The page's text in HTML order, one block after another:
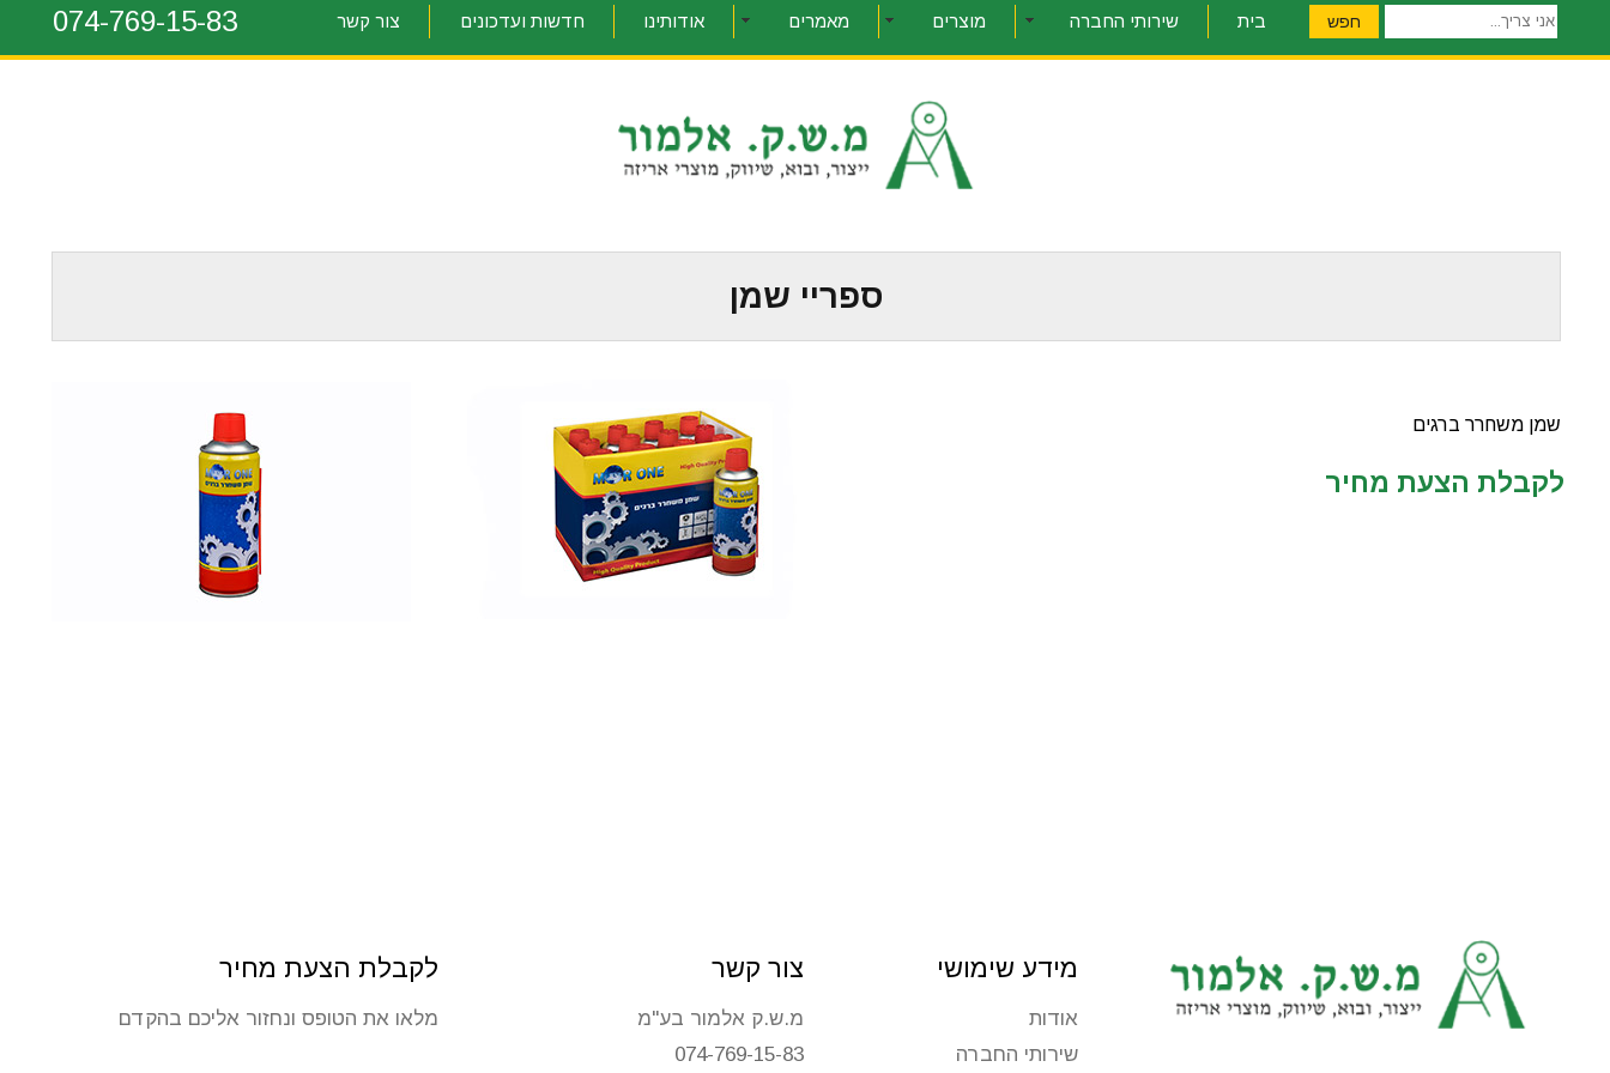
בית שירותי החברה מוצרים מאמרים אודותינו חדשות ועדכונים צור קשר 074-769-15-83
אני
צריך...
חפש
ספריי שמן
שמן משחרר ברגים
לקבלת הצעת מחיר
מידע שימושי
אודות
שירותי החברה
צור קשר
מ.ש.ק אלמור בע"מ
לקבלת הצעת מחיר
מלאו את הטופס ונחזור אליכם בהקדם
074-769-15-83